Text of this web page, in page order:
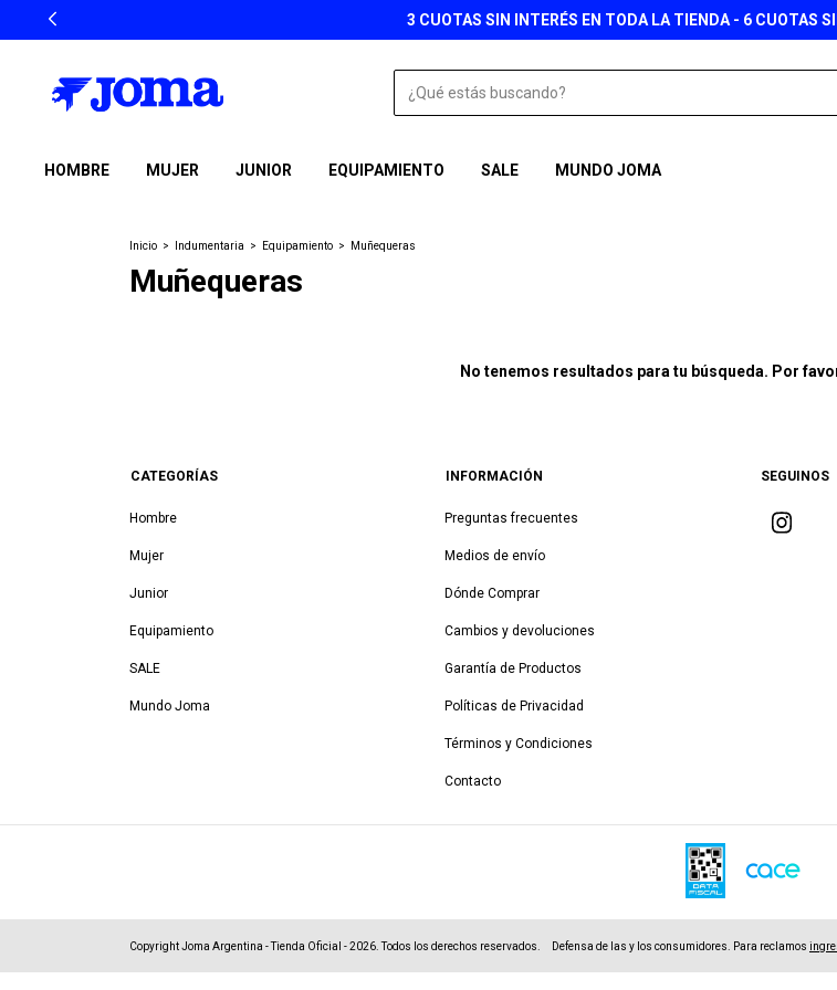
3 CUOTAS SIN INTERÉS EN TODA LA TIENDA - 6 CUOTAS
HOMBRE MUJER JUNIOR EQUIPAMIENTO SALE MUNDO JOMA
Inicio > Indumentaria > Equipamiento > Muñequeras
Muñequeras
No tenemos resultados para tu búsqueda. Por
CATEGORÍAS
Hombre
Mujer
Junior
Equipamiento
SALE
Mundo Joma
INFORMACIÓN
Preguntas frecuentes
Medios de envío
Dónde Comprar
Cambios y devoluciones
Garantía de Productos
Políticas de Privacidad
Términos y Condiciones
Contacto
SEGUINOS
Copyright Joma Argentina - Tienda Oficial - 2026. Todos los derechos reservados. Defensa de las y los consumidores. Para reclamos